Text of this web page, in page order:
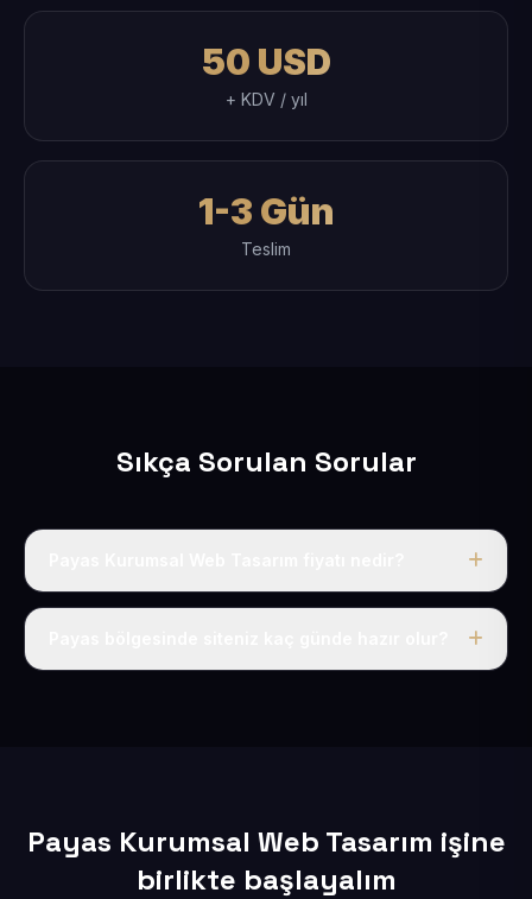
50 USD
+ KDV / yıl
1-3 Gün
Teslim
Sıkça Sorulan Sorular
Tek fiyat uygulanır: yıllık 50 USD + KDV. Bu bedele alan
Payas Kurumsal Web Tasarım işine
birlikte başlayalım